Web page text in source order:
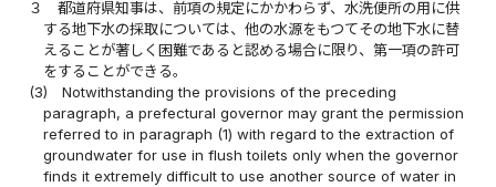
３
都道府県知事は、前項の規定にかかわらず、水洗便所の用に供
する地下水の採取については、他の水源をもつてその地下水に替
えることが著しく困難であると認める場合に限り、第一項の許可
をすることができる。
(3)
Notwithstanding the provisions of the preceding
paragraph, a prefectural governor may grant the permission
referred to in paragraph (1) with regard to the extraction of
groundwater for use in flush toilets only when the governor
finds it extremely difficult to use another source of water in